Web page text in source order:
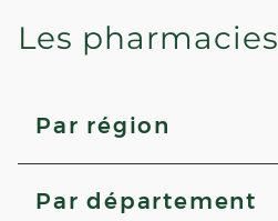
Les
Par région
Nouvelle-Aquitaine
Par département